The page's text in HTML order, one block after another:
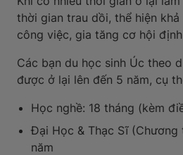
thời gian trau dồi, thể hiện
công việc, gia tăng cơ hội
Các bạn du học sinh Úc theo
được ở lại lên đến 5 năm, cụ
Học nghề: 18 tháng (kèm
Đại Học & Thạc Sĩ
năm